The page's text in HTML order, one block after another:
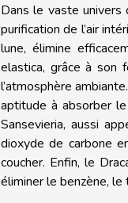
Dans le vaste univers
purification de l’air
lune, élimine
elastica, grâce à son
l’atmosphère
aptitude à absorber
Sansevieria, aussi
dioxyde de carbone
coucher. Enfin, le
éliminer le benzène,